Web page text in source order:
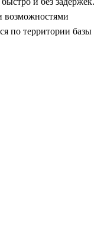
возможностями
по территории базы